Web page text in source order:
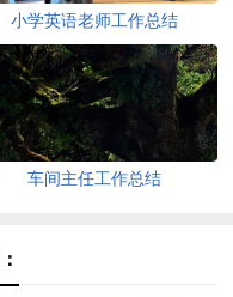
小学英语老师工作总结
车间主任工作总结